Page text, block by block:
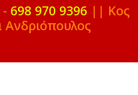
- 698 970 9396 || Κος